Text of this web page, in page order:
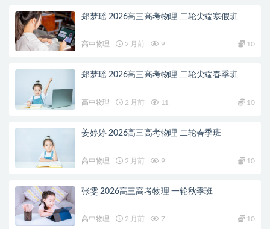
郑梦瑶 2026高三高考物理 二轮尖端寒假班
高中物理 2 月前 9 10
郑梦瑶 2026高三高考物理 二轮尖端春季班
高中物理 2 月前 11 10
姜婷婷 2026高三高考物理 二轮春季班
高中物理 2 月前 9 10
张雯 2026高三高考物理 一轮秋季班
高中物理 2 月前 7 10